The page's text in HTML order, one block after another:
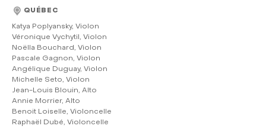
QUÉBEC
Katya Poplyansky, Violon
Véronique Vychytil, Violon
Noëlla Bouchard, Violon
Pascale Gagnon, Violon
Angélique Duguay, Violon
Michelle Seto, Violon
Jean-Louis Blouin, Alto
Annie Morrier, Alto
Benoit Loiselle, Violoncelle
Raphaël Dubé, Violoncelle